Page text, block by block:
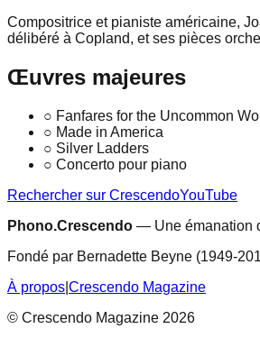
Compositrice et pianiste américaine,
délibéré à Copland, et ses pièces
Œuvres majeures
○ Fanfares for the Uncommon
○ Made in America
○ Silver Ladders
○ Concerto pour piano
Rechercher sur CrescendoYouTube
Phono.Crescendo — Une émanation
Fondé par Bernadette Beyne (1949-
À propos Crescendo Magazine
© Crescendo Magazine 2026